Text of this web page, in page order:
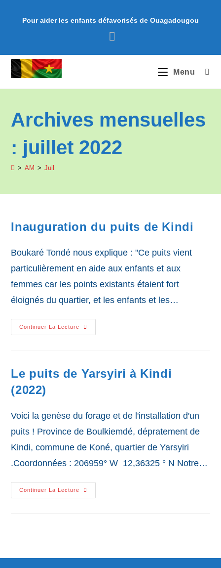
Pour aider les enfants défavorisés de Ouagadougou
Menu
Archives mensuelles
: juillet 2022
> AM > Juil
Inauguration du puits de Kindi
Boukaré Tondé nous explique : "Ce puits vient
particulièrement en aide aux enfants et aux
femmes car les points existants étaient fort
éloignés du quartier, et les enfants et les…
Continuer La Lecture
Inauguration
Du
Le puits de Yarsyiri à Kindi
(2022)
Voici la genèse du forage et de l'installation d'un
puits ! Province de Boulkiemdé, dépratement de
Kindi, commune de Koné, quartier de Yarsyiri
.Coordonnées : 206959° W 12,36325 ° N Notre…
Continuer La Lecture
Le
Puits